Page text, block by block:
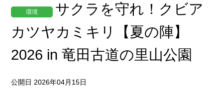
環境
サクラを守れ！クビア
カツヤカミキリ【夏の陣】
2026 in 竜田古道の里山公園
公開日 2026年04月15日